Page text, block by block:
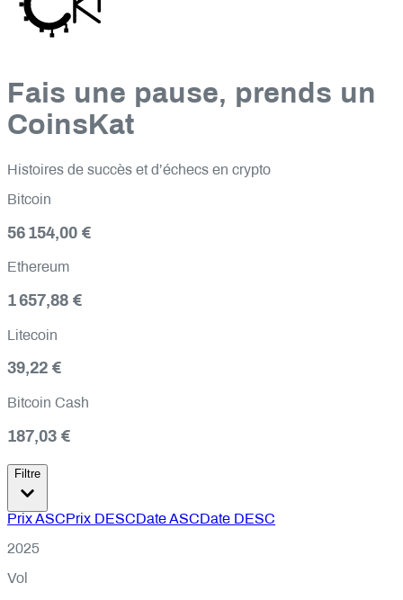
Fais une pause, prends un
CoinsKat
Histoires de succès et d’échecs en crypto
Bitcoin
56 154,00 €
Ethereum
1 657,88 €
Litecoin
39,22 €
Bitcoin Cash
187,03 €
Filtre
Prix ASC Prix DESC Date ASC Date DESC
2025
Vol